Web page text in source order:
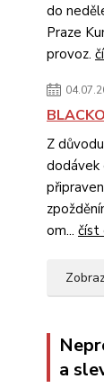
do
Praze
provoz.
Z
dodávek
om... číst
a